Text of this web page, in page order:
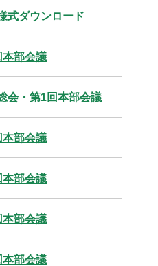
式ダウンロード
本部会議
会・第1回本部会議
本部会議
本部会議
本部会議
本部会議